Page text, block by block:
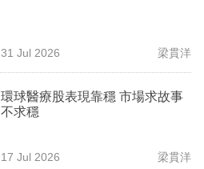
31 Jul 2026 梁貫洋
環球醫療股表現靠穩 市場求故事
不求穩
17 Jul 2026 梁貫洋